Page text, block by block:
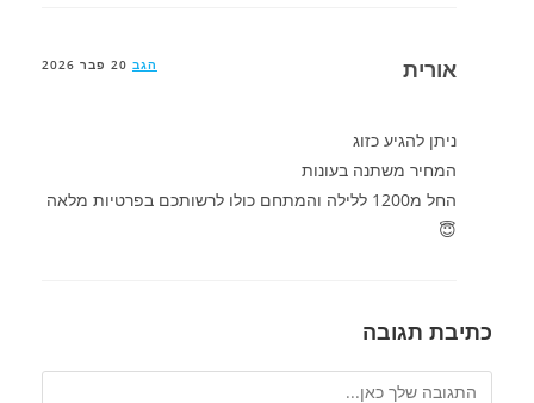
אורית הגב 20 פבר 2026
ניתן להגיע כזוג
המחיר משתנה בעונות
החל מ1200 ללילה והמתחם כולו לרשותכם בפרטיות מלאה
😇
כתיבת תגובה